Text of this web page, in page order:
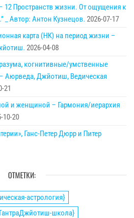
12 Пространств жизни. От ощущения к
.” _ Автор: Антон Кузнецов. 2026-07-17
карта (НК) на период жизни –
2026-04-08
когнитивные/умственные
Аюрведа, Джйотиш, Ведическая
21
и женщиной – Гармония/иерархия
10-20
Ганс-Петер Дюрр и Питер
ОТМЕТКИ:
астрология}
школа}